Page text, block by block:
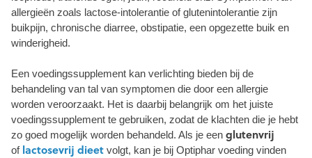
allergieën zoals lactose-intolerantie of glutenintolerantie zijn
buikpijn, chronische diarree, obstipatie, een opgezette buik en
winderigheid.
Een voedingssupplement kan verlichting bieden bij de
behandeling van tal van symptomen die door een allergie
worden veroorzaakt. Het is daarbij belangrijk om het juiste
voedingssupplement te gebruiken, zodat de klachten die je hebt
zo goed mogelijk worden behandeld. Als je een glutenvrij
of lactosevrij dieet volgt, kan je bij Optiphar voeding vinden